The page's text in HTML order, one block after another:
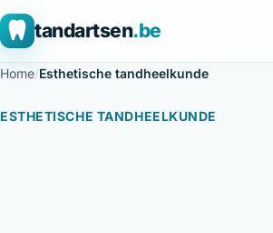
tandartsen.be
Home/Esthetische tandheelkunde
ESTHETISCHE TANDHEELKUNDE